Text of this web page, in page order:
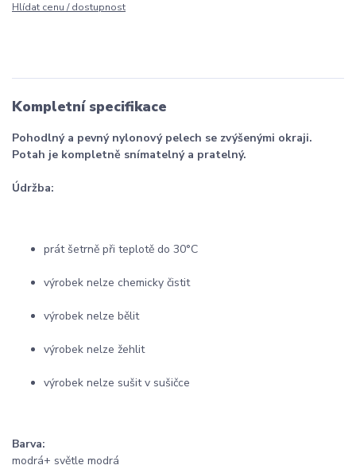
Hlídat cenu / dostupnost
Kompletní specifikace
Pohodlný a pevný nylonový pelech se zvýšenými okraji.
Potah je kompletně snímatelný a pratelný.
Údržba:
prát šetrně při teplotě do 30°C
výrobek nelze chemicky čistit
výrobek nelze bělit
výrobek nelze žehlit
výrobek nelze sušit v sušičce
Barva:
modrá+ světle modrá